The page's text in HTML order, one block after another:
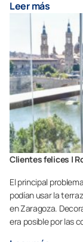
Leer más
Clientes felices |
El principal
podían usar la
en Zaragoza.
era posible por las